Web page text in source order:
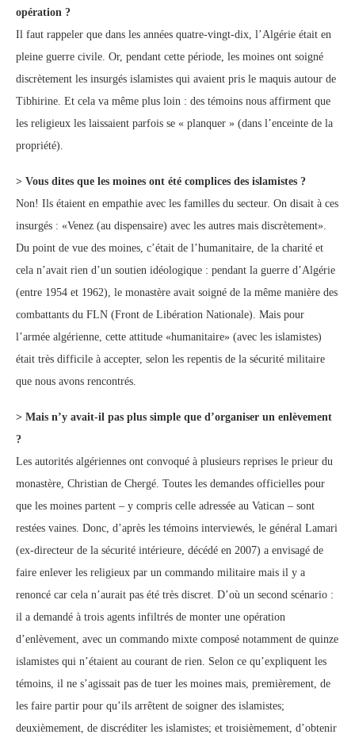
opération ?
Il faut rappeler que dans les années quatre-vingt-dix, l’Algérie était en
pleine guerre civile. Or, pendant cette période, les moines ont soigné
discrètement les insurgés islamistes qui avaient pris le maquis autour de
Tibhirine. Et cela va même plus loin : des témoins nous affirment que
les religieux les laissaient parfois se « planquer » (dans l’enceinte de la
propriété).
> Vous dites que les moines ont été complices des islamistes ?
Non! Ils étaient en empathie avec les familles du secteur. On disait à ces
insurgés : «Venez (au dispensaire) avec les autres mais discrètement».
Du point de vue des moines, c’était de l’humanitaire, de la charité et
cela n’avait rien d’un soutien idéologique : pendant la guerre d’Algérie
(entre 1954 et 1962), le monastère avait soigné de la même manière des
combattants du FLN (Front de Libération Nationale). Mais pour
l’armée algérienne, cette attitude «humanitaire» (avec les islamistes)
était très difficile à accepter, selon les repentis de la sécurité militaire
que nous avons rencontrés.
> Mais n’y avait-il pas plus simple que d’organiser un enlèvement
?
Les autorités algériennes ont convoqué à plusieurs reprises le prieur du
monastère, Christian de Chergé. Toutes les demandes officielles pour
que les moines partent – y compris celle adressée au Vatican – sont
restées vaines. Donc, d’après les témoins interviewés, le général Lamari
(ex-directeur de la sécurité intérieure, décédé en 2007) a envisagé de
faire enlever les religieux par un commando militaire mais il y a
renoncé car cela n’aurait pas été très discret. D’où un second scénario :
il a demandé à trois agents infiltrés de monter une opération
d’enlèvement, avec un commando mixte composé notamment de quinze
islamistes qui n’étaient au courant de rien. Selon ce qu’expliquent les
témoins, il ne s’agissait pas de tuer les moines mais, premièrement, de
les faire partir pour qu’ils arrêtent de soigner des islamistes;
deuxièmement, de discréditer les islamistes; et troisièmement, d’obtenir